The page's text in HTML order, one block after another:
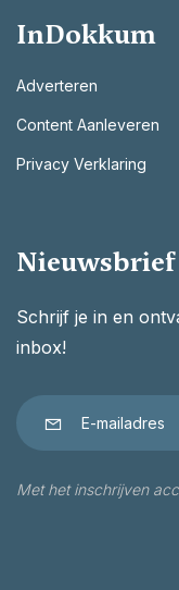
InDokkum
Adverteren
Content Aanleveren
Privacy Verklaring
Nieuwsbrief
Schrijf je in en
inbox!
Met het inschrijven